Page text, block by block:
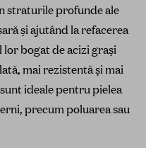
straturile profunde ale
și ajutând la refacerea
bogat de acizi grași
mai rezistentă și mai
ideale pentru pielea
precum poluarea sau